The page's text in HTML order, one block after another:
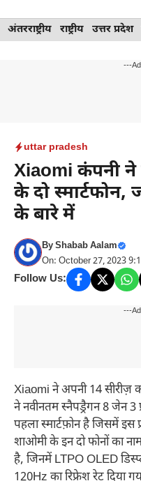
Skip
to
अंतरराष्ट्रीय राष्ट्रीय उत्तर प्रदेश
---
uttar pradesh
Xiaomi कंपनी
के दो
के बारे में
ByShabab Aalam
On: October 27, 2023
Follow Us:
---
Xiaomi ने अपनी 14 सीरीज़
ने नवीनतम स्नैपड्रैगन 8 जेन 3
पहला स्मार्टफ़ोन है जिसमें इस
शाओमी के इन दो फोनों का
है, जिनमें LTPO OLED
120Hz का रिफ्रेश रेट दिया